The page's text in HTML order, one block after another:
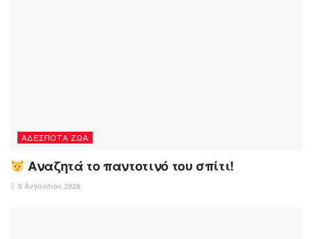
ΑΔΈΣΠΟΤΑ ΖΏΑ
Αναζητά το παντοτινό του σπίτι!
5 Αυγούστου 2026